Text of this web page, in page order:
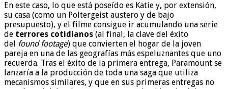
En este caso, lo que está poseído es Katie y, por extensión,
su casa (como un Poltergeist austero y de bajo
presupuesto), y el filme consigue ir acumulando una serie
de terrores cotidianos (al final, la clave del éxito
del found footage) que convierten el hogar de la joven
pareja en una de las geografías más espeluznantes que uno
recuerda. Tras el éxito de la primera entrega, Paramount se
lanzaría a la producción de toda una saga que utiliza
mecanismos similares, y que en sus primeras entregas no